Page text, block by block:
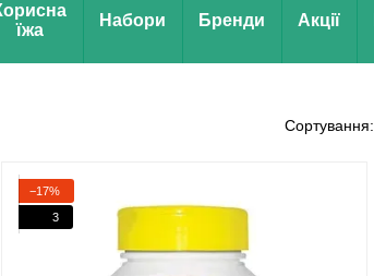
їжа
Набори Бренди Акції
Сортування:
−17%
3